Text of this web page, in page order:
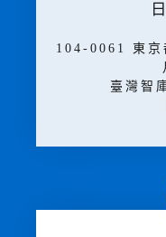
104-0061 東京
臺灣智